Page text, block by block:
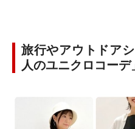
旅行やアウトドア
人のユニクロコーデ